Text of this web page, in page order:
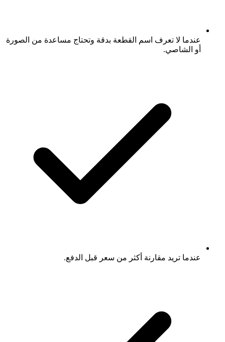
عندما لا تعرف اسم القطعة بدقة وتحتاج مساعدة من الصورة
أو الشاصي.
عندما تريد مقارنة أكثر من سعر قبل الدفع.